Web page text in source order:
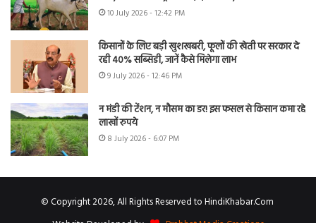
10 July 2026 - 12:42 PM
किसानों के लिए बड़ी खुशखबरी, फूलों की खेती पर सरकार दे
रही 40% सब्सिडी, जानें कैसे मिलेगा लाभ
9 July 2026 - 12:46 PM
न मंडी की टेंशन, न मौसम का डर! इस फसल से किसान कमा रहे
लाखों रुपये
8 July 2026 - 6:07 PM
© Copyright 2026, All Rights Reserved to HindiKhabar.Com